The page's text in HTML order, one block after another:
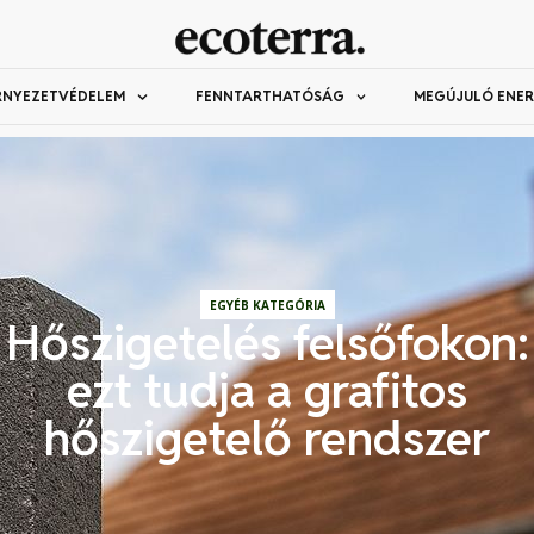
FENNTARTHATÓSÁG MEGÚJULÓ
EGYÉB KATEGÓRIA
Hőszigetelés felsőfokon:
ezt tudja a grafitos
hőszigetelő rendszer